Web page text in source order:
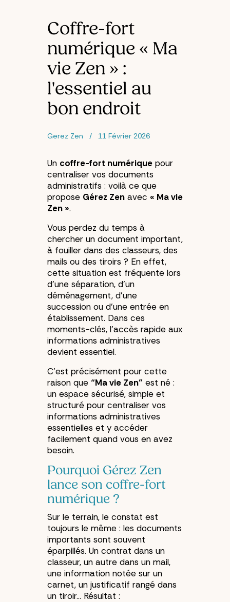
Coffre-fort
numérique « Ma
vie Zen » :
l'essentiel au
bon endroit
Gerez Zen 11 Février 2026
Un coffre-fort numérique pour
centraliser vos documents
administratifs : voilà ce que
propose Gérez Zen avec « Ma vie
Zen ».
Vous perdez du temps à
chercher un document important,
à fouiller dans des classeurs, des
mails ou des tiroirs ? En effet,
cette situation est fréquente lors
d’une séparation, d’un
déménagement, d’une
succession ou d’une entrée en
établissement. Dans ces
moments-clés, l’accès rapide aux
informations administratives
devient essentiel.
C’est précisément pour cette
raison que “Ma vie Zen” est né :
un espace sécurisé, simple et
structuré pour centraliser vos
informations administratives
essentielles et y accéder
facilement quand vous en avez
besoin.
Pourquoi Gérez Zen
lance son coffre-fort
numérique ?
Sur le terrain, le constat est
toujours le même : les documents
importants sont souvent
éparpillés. Un contrat dans un
classeur, un autre dans un mail,
une information notée sur un
carnet, un justificatif rangé dans
un tiroir... Résultat :